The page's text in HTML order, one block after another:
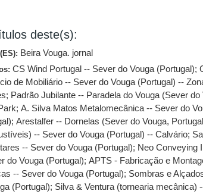
deste(s):
Beira Vouga. jornal
CS Wind Portugal -- Sever do Vouga (Portugal);
de Mobiliário -- Sever do Vouga (Portugal) --
; Padrão Jubilante -- Paradela do Vouga (Sever
;A. Silva Matos Metalomecânica -- Sever do
;Arestalfer -- Dornelas (Sever do Vouga,
-- Sever do Vouga (Portugal) -- Calvário;
-- Sever do Vouga (Portugal); Neo Conveying
do Vouga (Portugal);APTS - Fabricação e
-- Sever do Vouga (Portugal); Sombras e
(Portugal); Silva & Ventura (tornearia mecânica)